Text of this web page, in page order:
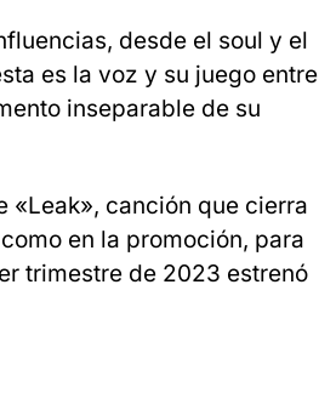
desde el soul y el
es la voz y su juego entre
inseparable de su
«Leak», canción que cierra
en la promoción, para
trimestre de 2023 estrenó